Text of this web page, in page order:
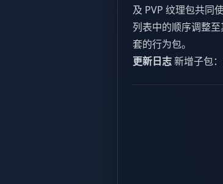
及 PVP 纹理包共同
列表中的顺序调整
套的行为包。
更新日志新增子包